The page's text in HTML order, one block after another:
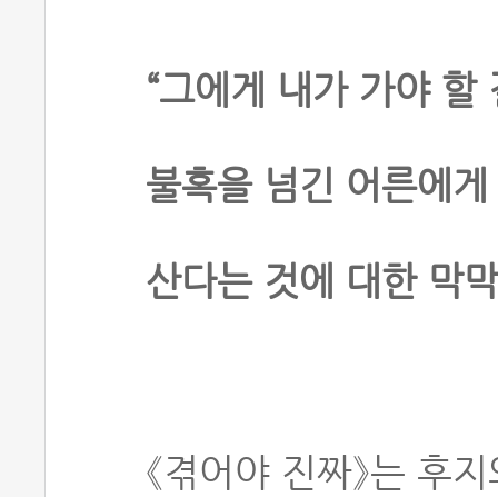
“그에게 내가 가야 할
불혹을 넘긴 어른에
산다는 것에 대한 막
《겪어야 진짜》는 후